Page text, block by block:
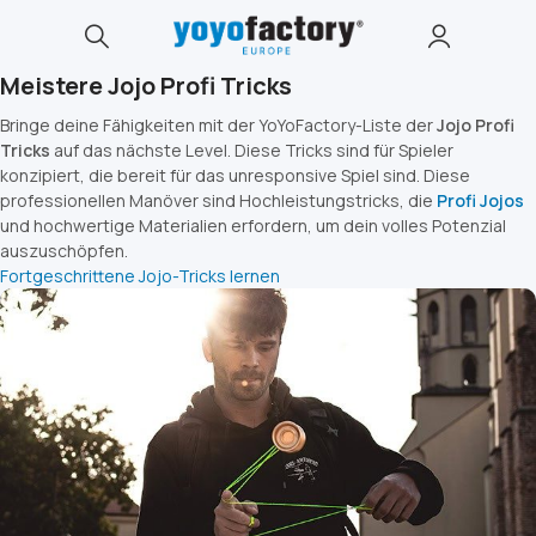
Meistere Jojo Profi Tricks
Bringe deine Fähigkeiten mit der YoYoFactory-Liste derJojo Profi
Tricks auf das nächste Level. Diese Tricks sind für Spieler
konzipiert, die bereit für das unresponsive Spiel sind. Diese
professionellen Manöver sind Hochleistungstricks, die Profi Jojos
und hochwertige Materialien erfordern, um dein volles Potenzial
auszuschöpfen.
Fortgeschrittene Jojo-Tricks lernen